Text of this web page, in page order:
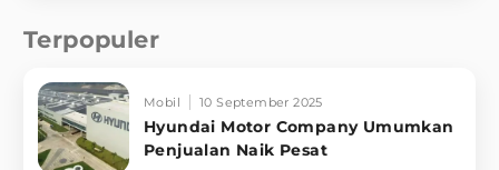
Terpopuler
Mobil 10 September 2025
Hyundai Motor Company Umumkan
Penjualan Naik Pesat